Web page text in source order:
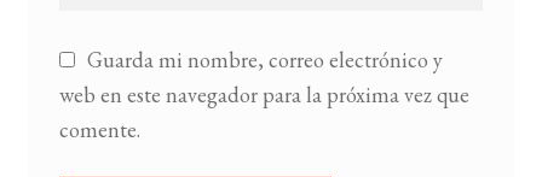
Guarda mi nombre, correo electrónico y
web en este navegador para la próxima vez que
comente.